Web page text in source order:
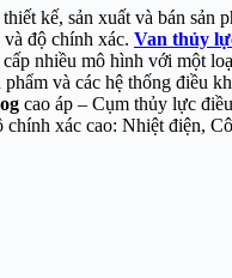
kế, sản xuất và bán
độ chính xác. Van thủy
nhiều mô hình với một
và các hệ thống điều
cao áp – Cụm thủy lực
xác cao: Nhiệt điện,